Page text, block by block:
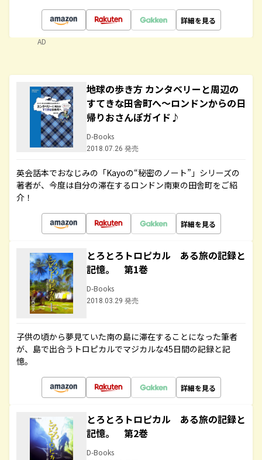
詳細を見る
AD
地球の歩き方 カンタベリーと周辺の
すてきな田舎町へ～ロンドンからの日
帰りおさんぽガイド♪
D-Books
2018.07.26 発売
英会話本でおなじみの「Kayoの“秘密のノート”」シリーズの
著者が、今度は自分の滞在するロンドン南東の田舎町をご紹
介！
詳細を見る
とろとろトロピカル ある旅の記録と
記憶。 第1巻
D-Books
2018.03.29 発売
子供の頃から夢見ていた南の島に滞在することになった筆者
が、島で出合うトロピカルでマジカルな45日間の記録と記
憶。
詳細を見る
とろとろトロピカル ある旅の記録と
記憶。 第2巻
D-Books